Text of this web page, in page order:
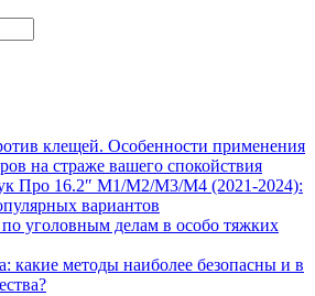
клещей. Особенности применения
на страже вашего спокойствия
Про 16.2″ M1/M2/M3/M4 (2021-2024):
вариантов
по уголовным делам в особо тяжких
какие методы наиболее безопасны и в